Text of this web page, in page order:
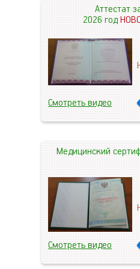
Аттестат
2026 год
Смотреть видео
Медицинский
Смотреть видео